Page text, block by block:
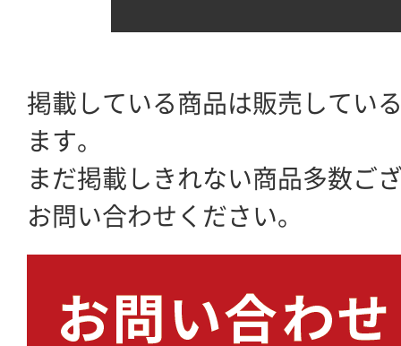
掲載している商品は販売してい
ます。
まだ掲載しきれない商品多数ご
お問い合わせください。